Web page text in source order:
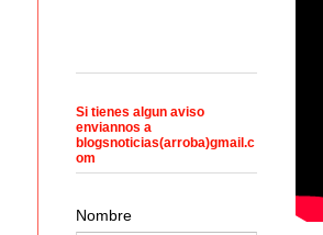
Si tienes algun aviso
enviannos a
blogsnoticias(arroba)gmail.c
om
Nombre